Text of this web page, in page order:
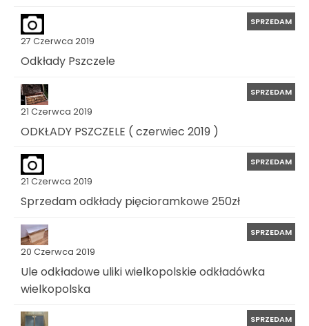
27 Czerwca 2019
SPRZEDAM
Odkłady Pszczele
21 Czerwca 2019
SPRZEDAM
ODKŁADY PSZCZELE ( czerwiec 2019 )
21 Czerwca 2019
SPRZEDAM
Sprzedam odkłady pięcioramkowe 250zł
20 Czerwca 2019
SPRZEDAM
Ule odkładowe uliki wielkopolskie odkładówka
wielkopolska
SPRZEDAM